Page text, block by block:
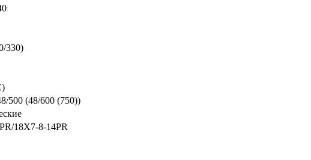
330)
500 (48/600 (750))
18X7-8-14PR